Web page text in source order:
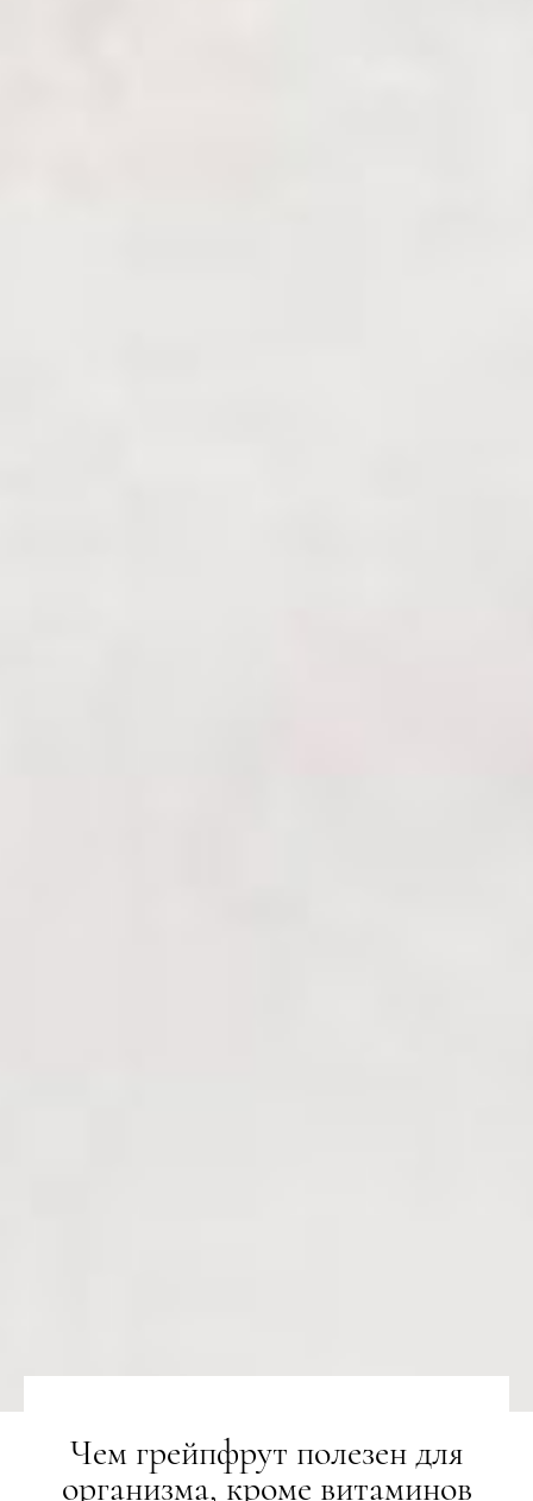
Чем грейпфрут полезен для
организма, кроме витаминов